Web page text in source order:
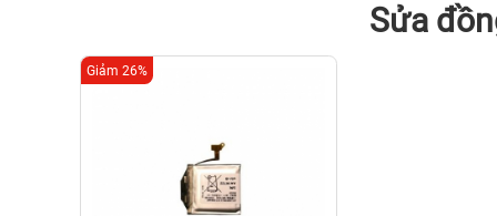
Sửa
Giảm 26%